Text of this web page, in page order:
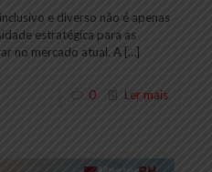
e diverso não é apenas
estratégica para as
no mercado atual. A […]
0 Ler mais